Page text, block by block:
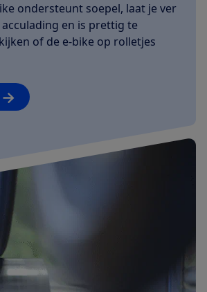
ondersteunt soepel, laat je ver
en is prettig te
of de e-bike op rolletjes